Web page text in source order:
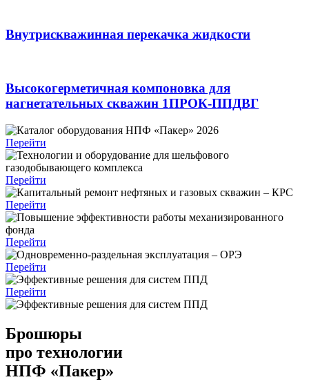
Внутрискважинная перекачка жидкости
Высокогерметичная компоновка для
нагнетательных скважин 1ПРОК-ППДВГ
Перейти
Перейти
Перейти
Перейти
Перейти
Перейти
Брошюры
про технологии
НПФ «Пакер»